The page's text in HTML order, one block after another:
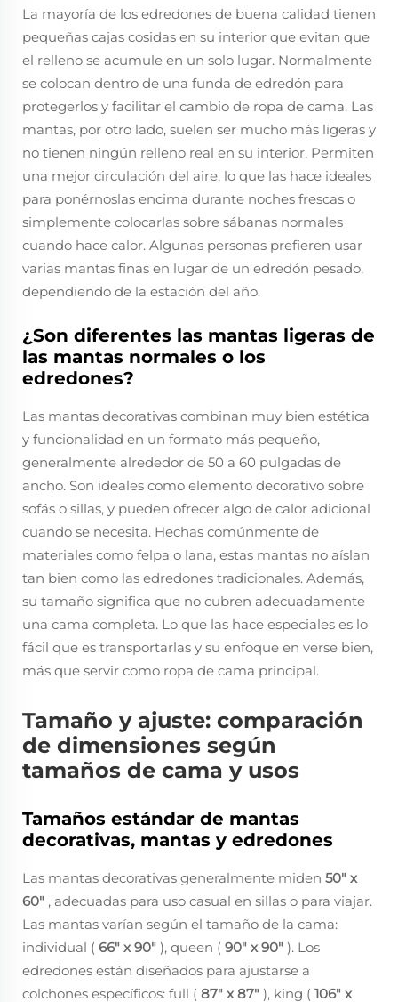
La mayoría de los edredones de buena calidad tienen
pequeñas cajas cosidas en su interior que evitan que
el relleno se acumule en un solo lugar. Normalmente
se colocan dentro de una funda de edredón para
protegerlos y facilitar el cambio de ropa de cama. Las
mantas, por otro lado, suelen ser mucho más ligeras y
no tienen ningún relleno real en su interior. Permiten
una mejor circulación del aire, lo que las hace ideales
para ponérnoslas encima durante noches frescas o
simplemente colocarlas sobre sábanas normales
cuando hace calor. Algunas personas prefieren usar
varias mantas finas en lugar de un edredón pesado,
dependiendo de la estación del año.
¿Son diferentes las mantas ligeras de
las mantas normales o los
edredones?
Las mantas decorativas combinan muy bien estética
y funcionalidad en un formato más pequeño,
generalmente alrededor de 50 a 60 pulgadas de
ancho. Son ideales como elemento decorativo sobre
sofás o sillas, y pueden ofrecer algo de calor adicional
cuando se necesita. Hechas comúnmente de
materiales como felpa o lana, estas mantas no aíslan
tan bien como las edredones tradicionales. Además,
su tamaño significa que no cubren adecuadamente
una cama completa. Lo que las hace especiales es lo
fácil que es transportarlas y su enfoque en verse bien,
más que servir como ropa de cama principal.
Tamaño y ajuste: comparación
de dimensiones según
tamaños de cama y usos
Tamaños estándar de mantas
decorativas, mantas y edredones
Las mantas decorativas generalmente miden 50" x
60" , adecuadas para uso casual en sillas o para viajar.
Las mantas varían según el tamaño de la cama:
individual ( 66" x 90" ), queen ( 90" x 90" ). Los
edredones están diseñados para ajustarse a
colchones específicos: full ( 87" x 87" ), king ( 106" x